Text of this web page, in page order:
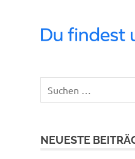
nach:
NEUESTE